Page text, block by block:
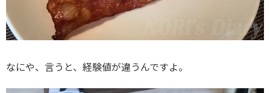
なにや、言うと、経験値が違うんですよ。